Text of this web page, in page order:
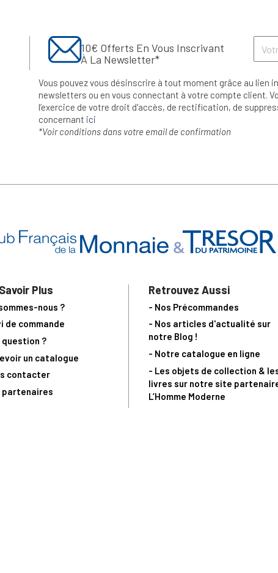
10€ Offerts En Vous Inscrivant
À La Newsletter*
Vous pouvez vous désinscrire à tout moment grâce au lien
newsletters ou en vous connectant à votre compte client.
l’exercice de votre droit d'accès, de rectification, de
concernant ici
*Voir conditions dans votre email de confirmation
Plus
nous ?
de commande
question ?
un catalogue
contacter
partenaires
Retrouvez Aussi
- Nos Précommandes
- Nos articles d'actualité sur
notre Blog !
- Notre catalogue en ligne
- Les objets de collection &
livres sur notre site
L’Homme Moderne